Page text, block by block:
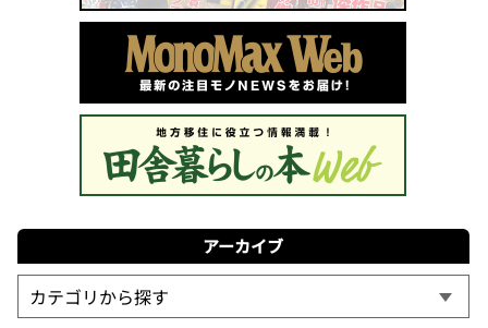
アーカイブ